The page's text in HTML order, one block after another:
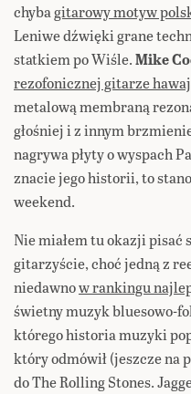
chybagitarowy motyw
Leniwe dźwięki grane
statkiem po Wiśle.Mike
rezofonicznej gitarze
metalową membraną
głośniej i z innym
nagrywa płyty o wyspach
znacie jego historii, to
weekend.
Nie miałem tu okazji
gitarzyście, choć jedną z
niedawnow rankingu
świetny muzyk bluesowo-
którego historia muzyki
który odmówił (jeszcze na
do The Rolling Stones.